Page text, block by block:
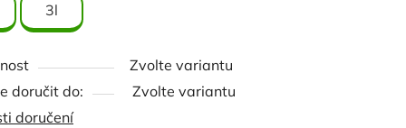
3l
Zvolte variantu
doručit do:
Zvolte variantu
doručení